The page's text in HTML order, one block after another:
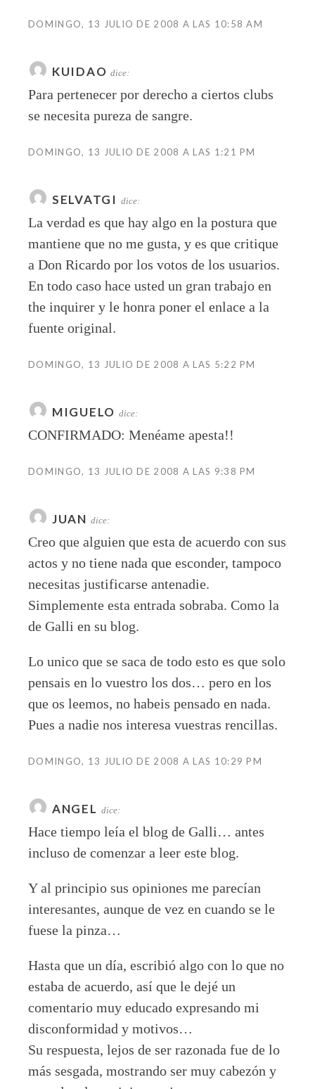
DOMINGO, 13 JULIO DE 2008 A LAS 10:58 AM
KUIDAO dice:
Para pertenecer por derecho a ciertos clubs
se necesita pureza de sangre.
DOMINGO, 13 JULIO DE 2008 A LAS 1:21 PM
SELVATGI dice:
La verdad es que hay algo en la postura que
mantiene que no me gusta, y es que critique
a Don Ricardo por los votos de los usuarios.
En todo caso hace usted un gran trabajo en
the inquirer y le honra poner el enlace a la
fuente original.
DOMINGO, 13 JULIO DE 2008 A LAS 5:22 PM
MIGUELO dice:
CONFIRMADO: Menéame apesta!!
DOMINGO, 13 JULIO DE 2008 A LAS 9:38 PM
JUAN dice:
Creo que alguien que esta de acuerdo con sus
actos y no tiene nada que esconder, tampoco
necesitas justificarse antenadie.
Simplemente esta entrada sobraba. Como la
de Galli en su blog.
Lo unico que se saca de todo esto es que solo
pensais en lo vuestro los dos… pero en los
que os leemos, no habeis pensado en nada.
Pues a nadie nos interesa vuestras rencillas.
DOMINGO, 13 JULIO DE 2008 A LAS 10:29 PM
ANGEL dice:
Hace tiempo leía el blog de Galli… antes
incluso de comenzar a leer este blog.
Y al principio sus opiniones me parecían
interesantes, aunque de vez en cuando se le
fuese la pinza…
Hasta que un día, escribió algo con lo que no
estaba de acuerdo, así que le dejé un
comentario muy educado expresando mi
disconformidad y motivos…
Su respuesta, lejos de ser razonada fue de lo
más sesgada, mostrando ser muy cabezón y